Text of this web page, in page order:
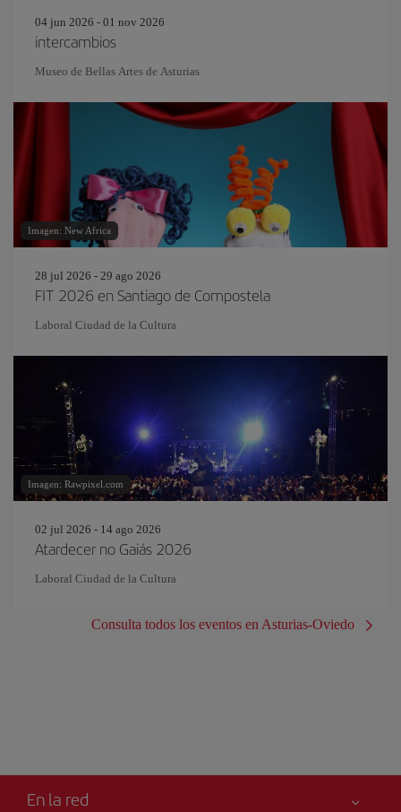
04 jun 2026 - 01 nov 2026
intercambios
Museo de Bellas Artes de Asturias
Imagen: New Africa
28 jul 2026 - 29 ago 2026
FIT 2026 en Santiago de Compostela
Laboral Ciudad de la Cultura
Imagen: Rawpixel.com
02 jul 2026 - 14 ago 2026
Atardecer no Gaiás 2026
Laboral Ciudad de la Cultura
Consulta todos los eventos en Asturias-Oviedo
En la red